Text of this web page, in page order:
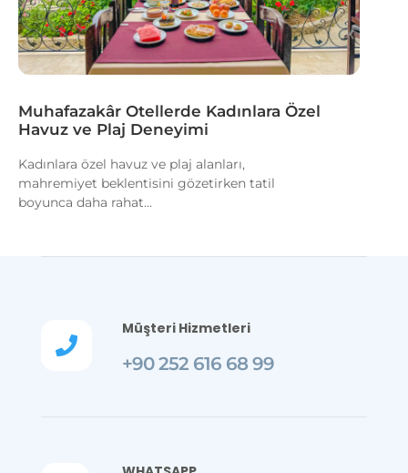
Muhafazakâr Otellerde Kadınlara Özel
Havuz ve Plaj Deneyimi
Kadınlara özel havuz ve plaj alanları,
mahremiyet beklentisini gözetirken tatil
boyunca daha rahat...

Müşteri Hizmetleri
+90 252 616 68 99